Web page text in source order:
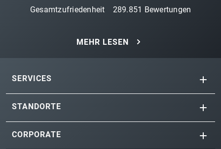
Gesamtzufriedenheit 289.851 Bewertungen
MEHR LESEN
SERVICES
STANDORTE
CORPORATE